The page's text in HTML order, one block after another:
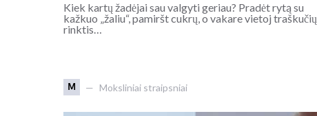
Kiek kartų žadėjai sau valgyti geriau? Pradėt rytą su
kažkuo „žaliu“, pamiršt cukrų, o vakare vietoj traškučių
rinktis…
M Moksliniai straipsniai